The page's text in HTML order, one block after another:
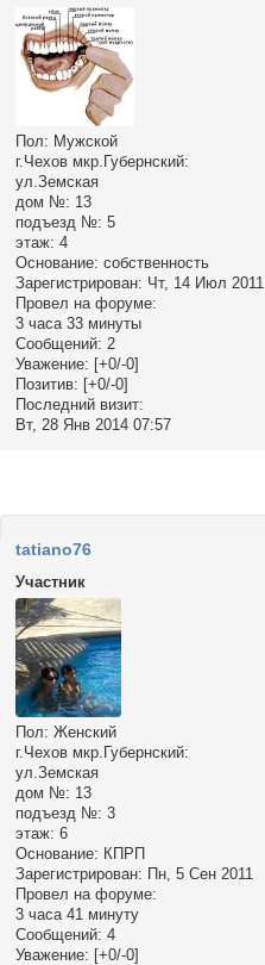
Пол: Мужской
г.Чехов мкр.Губернский:
ул.Земская
дом №: 13
подъезд №: 5
этаж: 4
Основание: собственность
Зарегистрирован: Чт, 14 Июл 2011
Провел на форуме:
3 часа 33 минуты
Сообщений: 2
Уважение: [+0/-0]
Позитив: [+0/-0]
Последний визит:
Вт, 28 Янв 2014 07:57
tatiano76
Участник
Пол: Женский
г.Чехов мкр.Губернский:
ул.Земская
дом №: 13
подъезд №: 3
этаж: 6
Основание: КПРП
Зарегистрирован: Пн, 5 Сен 2011
Провел на форуме:
3 часа 41 минуту
Сообщений: 4
Уважение: [+0/-0]